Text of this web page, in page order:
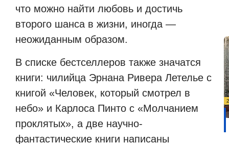
что можно найти любовь и достичь
второго шанса в жизни, иногда —
неожиданным образом.
В списке бестселлеров также значатся
книги: чилийца Эрнана Ривера Летелье с
книгой «Человек, который смотрел в
небо» и Карлоса Пинто с «Молчанием
проклятых», а две научно-
фантастические книги написаны